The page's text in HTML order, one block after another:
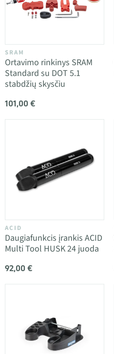
SRAM
Ortavimo rinkinys SRAM
Standard su DOT 5.1
stabdžių skysčiu
101,00 €
ACID
Daugiafunkcis įrankis ACID
Multi Tool HUSK 24 juoda
92,00 €